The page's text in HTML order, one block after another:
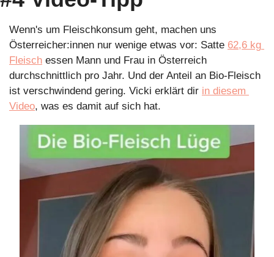
Wenn's um Fleischkonsum geht, machen uns
Österreicher:innen nur wenige etwas vor: Satte 62,6 kg
Fleisch essen Mann und Frau in Österreich
durchschnittlich pro Jahr. Und der Anteil an Bio-Fleisch
ist verschwindend gering. Vicki erklärt dir in diesem
Video, was es damit auf sich hat.